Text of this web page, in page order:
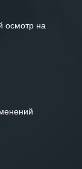
осмотр на